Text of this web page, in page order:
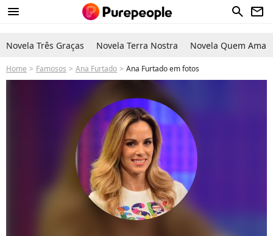
menu search newsletter
Novela Três Graças Novela Terra Nostra Novela Quem Ama
Home Famosos Ana Furtado Ana Furtado em fotos